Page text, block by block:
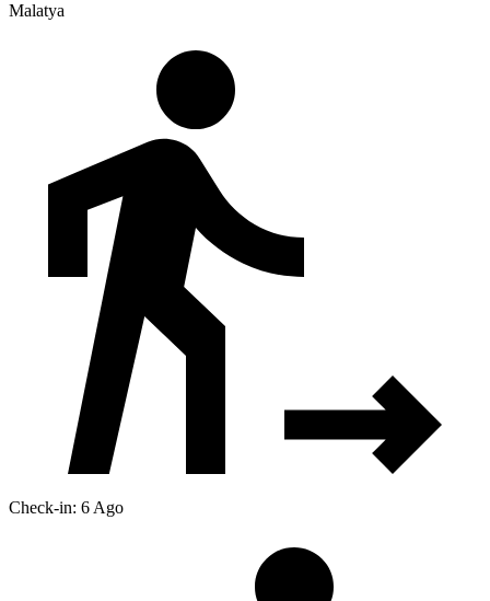
Malatya
Check-in: 6 Ago